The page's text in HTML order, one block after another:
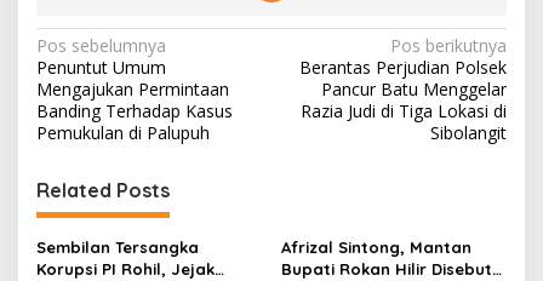
N
a
v
g
a
s
Pos sebelumnya
Penuntut Umum
Mengajukan Permintaan
Banding Terhadap Kasus
Pemukulan di Palupuh
Pos berikutnya
Berantas Perjudian Polsek
Pancur Batu Menggelar
Razia Judi di Tiga Lokasi di
Sibolangit
Related Posts
Sembilan Tersangka
Korupsi PI Rohil, Jejak
Afrizal Sintong, Mantan
Bupati Rokan Hilir Disebut